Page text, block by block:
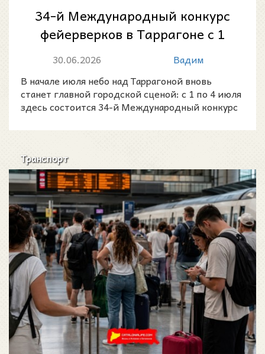
34-й Международный конкурс
фейерверков в Таррагоне с 1
по 4 июля 2026 года
30.06.2026
Вадим
В начале июля небо над Таррагоной вновь
станет главной городской сценой: с 1 по 4 июля
здесь состоится 34-й Международный конкурс
Транспорт